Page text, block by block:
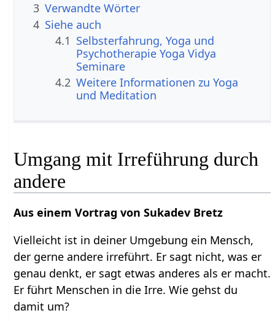
3 Verwandte Wörter
4 Siehe auch
4.1 Selbsterfahrung, Yoga und
Psychotherapie Yoga Vidya
Seminare
4.2 Weitere Informationen zu Yoga
und Meditation
Umgang mit Irreführung durch
andere
Aus einem Vortrag von Sukadev Bretz
Vielleicht ist in deiner Umgebung ein Mensch,
der gerne andere irreführt. Er sagt nicht, was er
genau denkt, er sagt etwas anderes als er macht.
Er führt Menschen in die Irre. Wie gehst du
damit um?